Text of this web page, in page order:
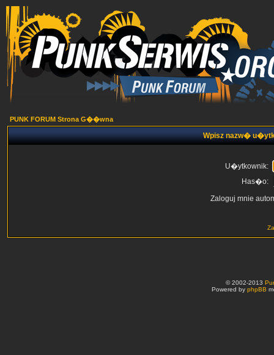
PUNK FORUM Strona G��wna
Wpisz nazw�
U�ytkownik:
Has�o:
Zaloguj mnie
© 2002-2013
Powered by phpBB